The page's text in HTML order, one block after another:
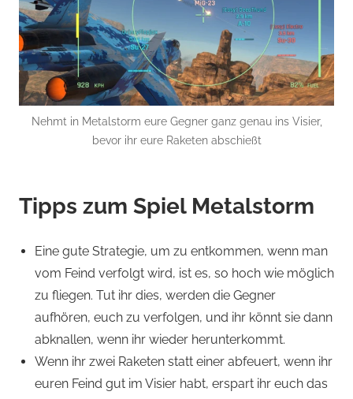
Nehmt in Metalstorm eure Gegner ganz genau ins Visier,
bevor ihr eure Raketen abschießt
Tipps zum Spiel Metalstorm
Eine gute Strategie, um zu entkommen, wenn man
vom Feind verfolgt wird, ist es, so hoch wie möglich
zu fliegen. Tut ihr dies, werden die Gegner
aufhören, euch zu verfolgen, und ihr könnt sie dann
abknallen, wenn ihr wieder herunterkommt.
Wenn ihr zwei Raketen statt einer abfeuert, wenn ihr
euren Feind gut im Visier habt, erspart ihr euch das